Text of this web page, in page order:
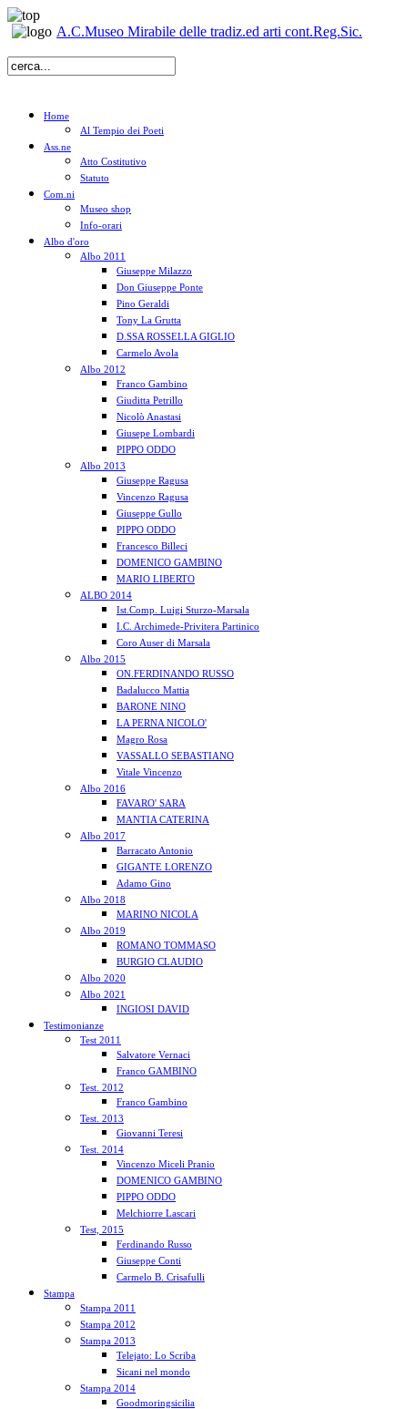
A.C.Museo Mirabile delle tradiz.ed arti cont.Reg.Sic.
Home
Al Tempio dei Poeti
Ass.ne
Atto Costitutivo
Statuto
Com.ni
Museo shop
Info-orari
Albo d'oro
Albo 2011
Giuseppe Milazzo
Don Giuseppe Ponte
Pino Geraldi
Tony La Grutta
D.SSA ROSSELLA GIGLIO
Carmelo Avola
Albo 2012
Franco Gambino
Giuditta Petrillo
Nicolò Anastasi
Giusepe Lombardi
PIPPO ODDO
Albo 2013
Giuseppe Ragusa
Vincenzo Ragusa
Giuseppe Gullo
PIPPO ODDO
Francesco Billeci
DOMENICO GAMBINO
MARIO LIBERTO
ALBO 2014
Ist.Comp. Luigi Sturzo-Marsala
I.C. Archimede-Privitera Partinico
Coro Auser di Marsala
Albo 2015
ON.FERDINANDO RUSSO
Badalucco Mattia
BARONE NINO
LA PERNA NICOLO'
Magro Rosa
VASSALLO SEBASTIANO
Vitale Vincenzo
Albo 2016
FAVARO' SARA
MANTIA CATERINA
Albo 2017
Barracato Antonio
GIGANTE LORENZO
Adamo Gino
Albo 2018
MARINO NICOLA
Albo 2019
ROMANO TOMMASO
BURGIO CLAUDIO
Albo 2020
Albo 2021
INGIOSI DAVID
Testimonianze
Test 2011
Salvatore Vernaci
Franco GAMBINO
Test. 2012
Franco Gambino
Test. 2013
Giovanni Teresi
Test. 2014
Vincenzo Miceli Pranio
DOMENICO GAMBINO
PIPPO ODDO
Melchiorre Lascari
Test, 2015
Ferdinando Russo
Giuseppe Conti
Carmelo B. Crisafulli
Stampa
Stampa 2011
Stampa 2012
Stampa 2013
Telejato: Lo Scriba
Sicani nel mondo
Stampa 2014
Goodmoringsicilia